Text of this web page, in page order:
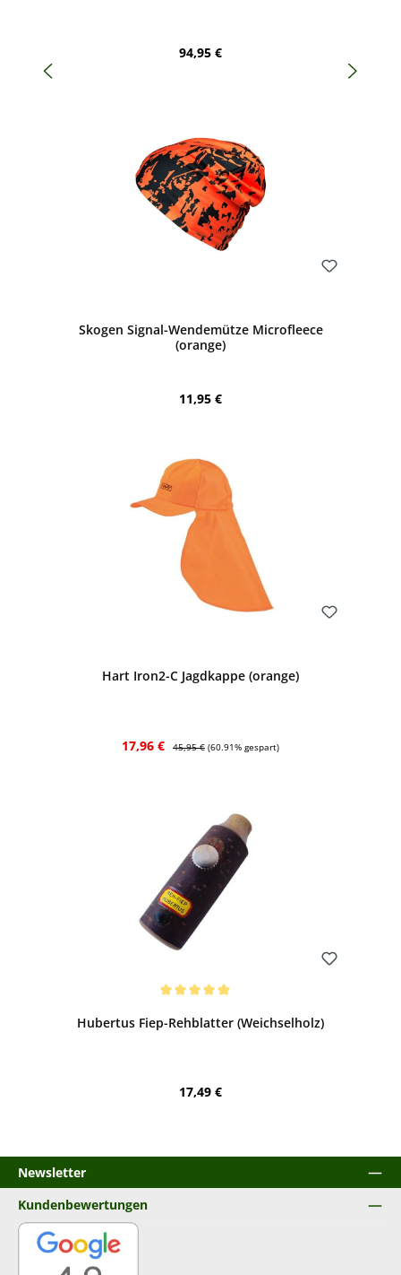
Regulärer Preis:
94,95 €
Skogen Signal-Wendemütze Microfleece
(orange)
Regulärer Preis:
11,95 €
Hart Iron2-C Jagdkappe (orange)
Verkaufspreis:
17,96 € Regulärer Preis:
45,95 € (60.91% gespart)
Hubertus Fiep-Rehblatter (Weichselholz)
Regulärer Preis:
17,49 €
Newsletter
Kundenbewertungen